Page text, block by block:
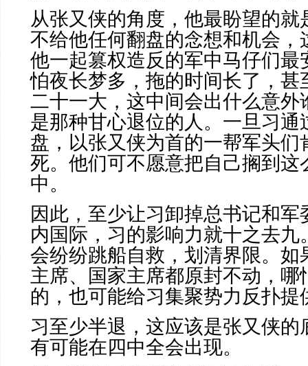
从张又侠的角度，他最盼望的就
不给他任何翻盘的念想和机会，
他一起篡权造反的军中马仔们最
怕夜长梦多，拖的时间长了，甚
二十一大，这中间会出什么意外
是那种甘心退位的人。一旦习通
盘，以张又侠为首的一帮军头们
死。他们可不愿意把自己搁到这
中。
因此，至少让习卸掉总书记和军
内国际，习的影响力就十之去九
会纷纷跳船自救，划清界限。如
主席、国家主席都原封不动，哪
的，也可能给习集聚势力反扑提
习至少半退，这应该是张又侠的
有可能在四中全会出现。